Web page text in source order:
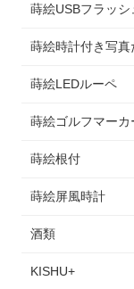
蒔絵USBフラッシ
蒔絵時計付き写真
蒔絵LEDルーペ
蒔絵ゴルフマーカ
蒔絵根付
蒔絵屏風時計
酒類
KISHU+